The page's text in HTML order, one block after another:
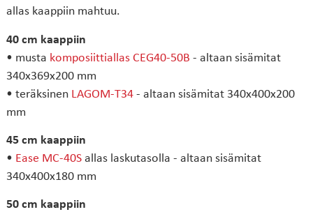
allas kaappiin mahtuu.
40 cm kaappiin
• musta komposiittiallas CEG40-50B - altaan sisämitat
340x369x200 mm
• teräksinen LAGOM-T34- altaan sisämitat 340x400x200
mm
45 cm kaappiin
• Ease MC-40Sallas laskutasolla - altaan sisämitat
340x400x180 mm
50 cm kaappiin